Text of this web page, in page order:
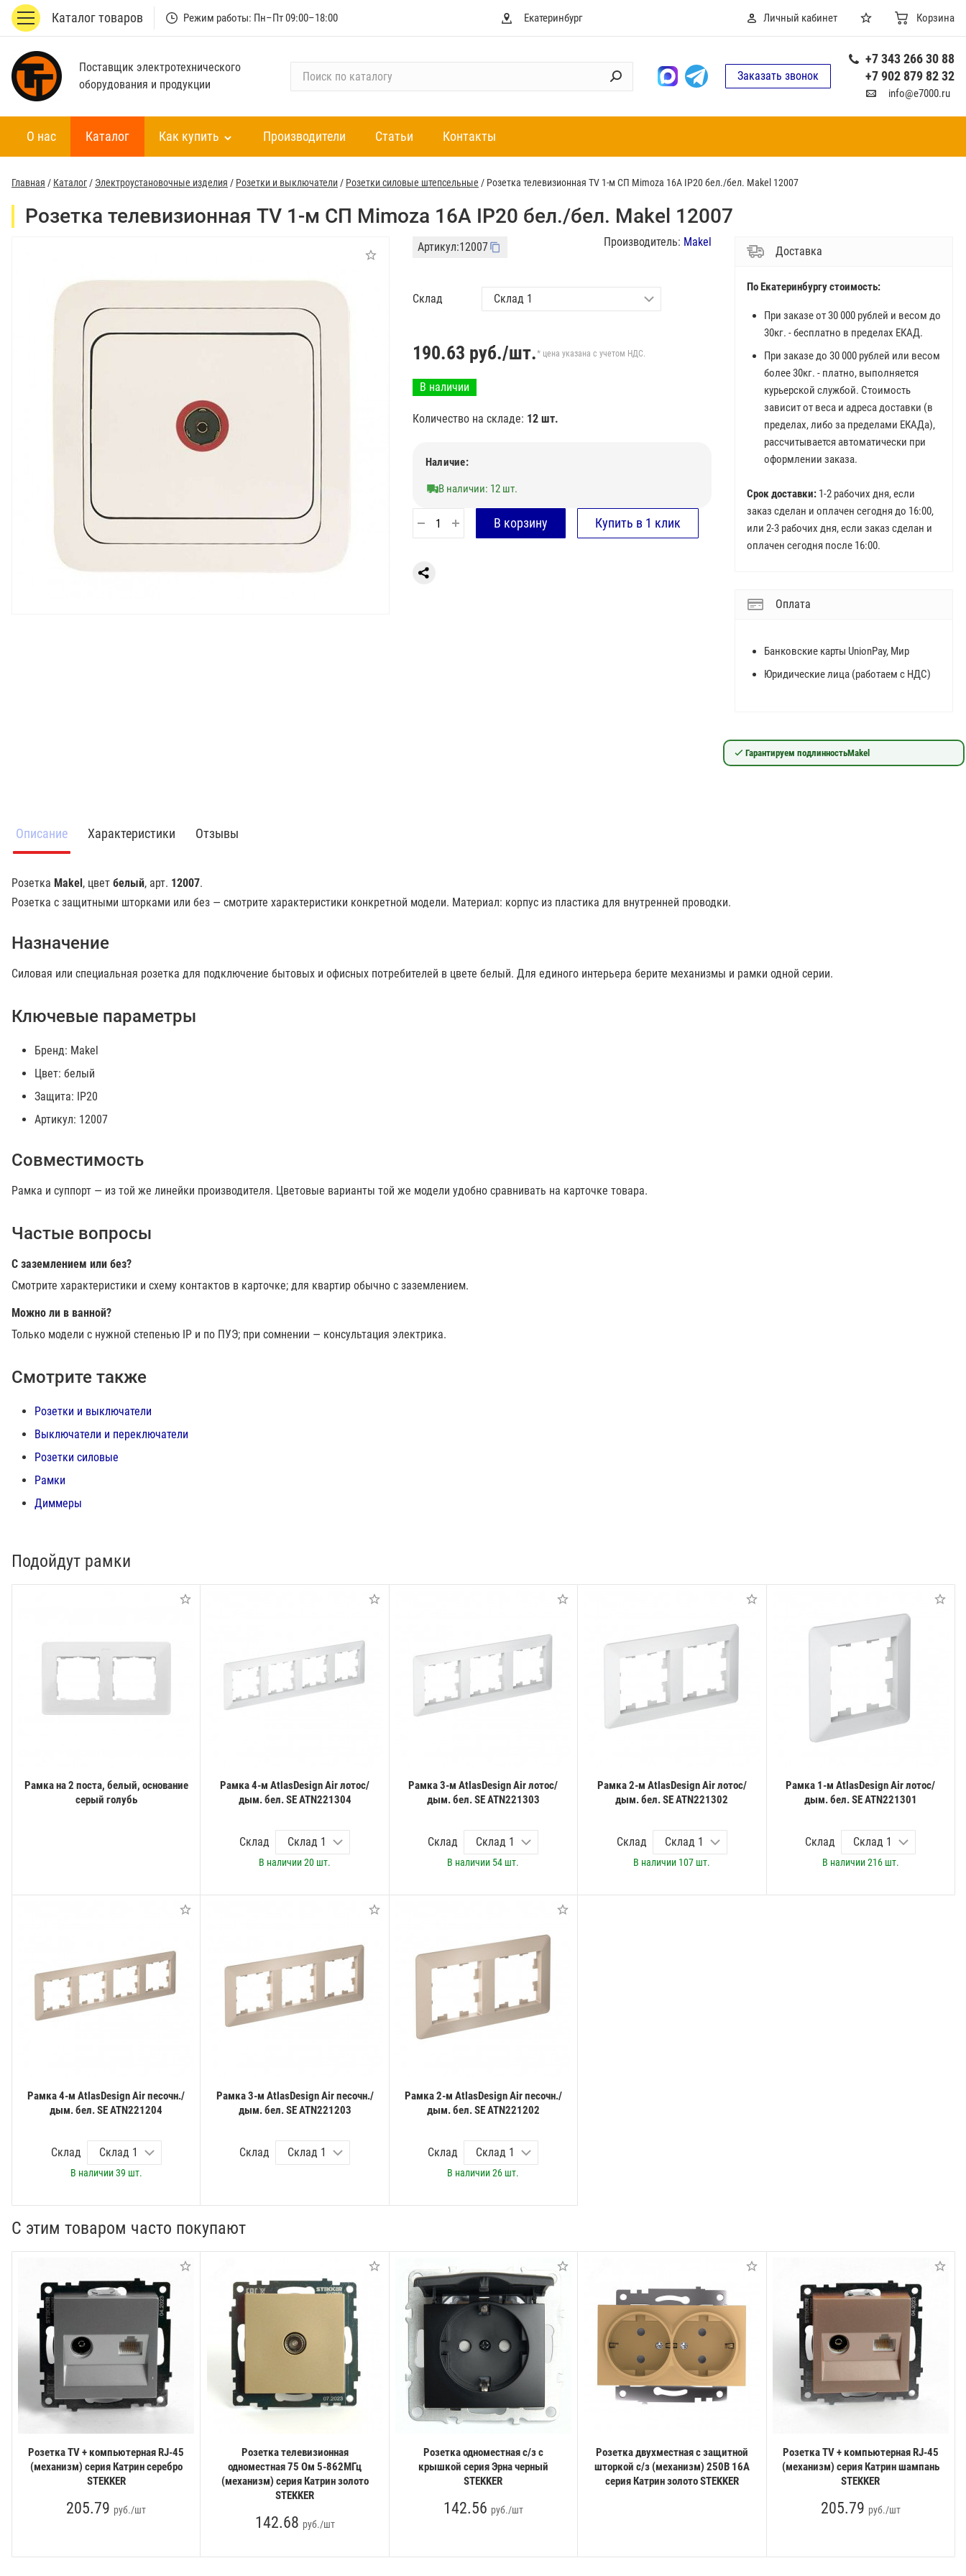
Каталог товаров Режим работы: Пн–Пт 09:00–18:00 Екатеринбург Личный кабинет Корзина
Поставщик электротехнического
оборудования и продукции
с
к
п
к
а
т
у
Заказать звонок
+7 343 266 30 88
+7 902 879 82 32
info@e7000.ru
О нас Каталог Как купить Производители Статьи Контакты
Главная / Каталог/ Электроустановочные изделия / Розетки и выключатели / Розетки силовые штепсельные / Розетка телевизионная TV 1-м СП Mimoza 16А IP20 бел./бел. Makel 12007
Розетка телевизионная TV 1-м СП Mimoza 16А IP20 бел./бел. Makel 12007
Артикул:12007 Производитель: Makel
Склад
190.63 руб./шт.* цена указана с учетом НДС.
В наличии
Количество на складе: 12 шт.
Наличие:
В наличии: 12 шт.
Доставка
По Екатеринбургу стоимость:
При заказе от 30 000 рублей и весом до
30кг. - бесплатно в пределах ЕКАД.
При заказе до 30 000 рублей или весом
более 30кг. - платно, выполняется
курьерской службой. Стоимость
зависит от веса и адреса доставки (в
пределах, либо за пределами ЕКАДа),
рассчитывается автоматически при
оформлении заказа.
Срок доставки:1-2 рабочих дня, если
заказ сделан и оплачен сегодня до 16:00,
или 2-3 рабочих дня, если заказ сделан и
оплачен сегодня после 16:00.
Оплата
Банковские карты UnionPay, Мир
Юридические лица (работаем с НДС)
Гарантируем подлинностьMakel
Описание Характеристики Отзывы
Розетка Makel, цвет белый, арт. 12007.
Розетка с защитными шторками или без — смотрите характеристики конкретной модели. Материал: корпус из пластика для внутренней проводки.
Назначение
Силовая или специальная розетка для подключение бытовых и офисных потребителей в цвете белый. Для единого интерьера берите механизмы и рамки одной серии.
Ключевые параметры
Бренд: Makel
Цвет: белый
Защита: IP20
Артикул: 12007
Совместимость
Рамка и суппорт — из той же линейки производителя. Цветовые варианты той же модели удобно сравнивать на карточке товара.
Частые вопросы
С заземлением или без?
Смотрите характеристики и схему контактов в карточке; для квартир обычно с заземлением.
Можно ли в ванной?
Только модели с нужной степенью IP и по ПУЭ; при сомнении — консультация электрика.
Смотрите также
Розетки и выключатели
Выключатели и переключатели
Розетки силовые
Рамки
Диммеры
Подойдут рамки
Рамка на 2 поста, белый, основание
серый голубь
Рамка 4-м AtlasDesign Air лотос/
дым. бел. SE ATN221304
Склад
В наличии20 шт.
Рамка 3-м AtlasDesign Air лотос/
дым. бел. SE ATN221303
Склад
В наличии 54 шт.
Рамка 2-м AtlasDesign Air лотос/
дым. бел. SE ATN221302
Склад
В наличии 107 шт.
Рамка 1-м AtlasDesign Air лотос/
дым. бел. SE ATN221301
Склад
В наличии216 шт.
Рамка 4-м AtlasDesign Air песочн./
дым. бел. SE ATN221204
Склад
В наличии39 шт.
Рамка 3-м AtlasDesign Air песочн./
дым. бел. SE ATN221203
Склад
Рамка 2-м AtlasDesign Air песочн./
дым. бел. SE ATN221202
Склад
В наличии26 шт.
С этим товаром часто покупают
Розетка TV + компьютерная RJ-45
(механизм) серия Катрин серебро
STEKKER
205.79 руб./шт
Розетка телевизионная
одноместная 75 Ом 5-862МГц
(механизм) серия Катрин золото
STEKKER
142.68 руб./шт
Розетка одноместная с/з с
крышкой серия Эрна черный
STEKKER
142.56 руб./шт
Розетка двухместная с защитной
шторкой с/з (механизм) 250В 16А
серия Катрин золото STEKKER
Розетка TV + компьютерная RJ-45
(механизм) серия Катрин шампань
STEKKER
205.79 руб./шт